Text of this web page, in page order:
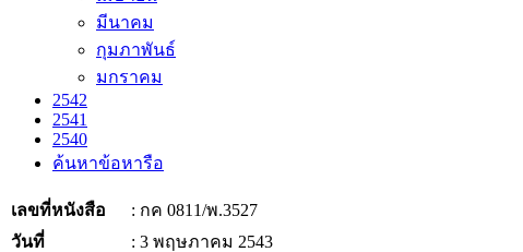
มีนาคม
กุมภาพันธ์
มกราคม
2542
2541
2540
ค้นหาข้อหารือ
เลขที่หนังสือ
: กค 0811/พ.3527
วันที่
: 3 พฤษภาคม 2543